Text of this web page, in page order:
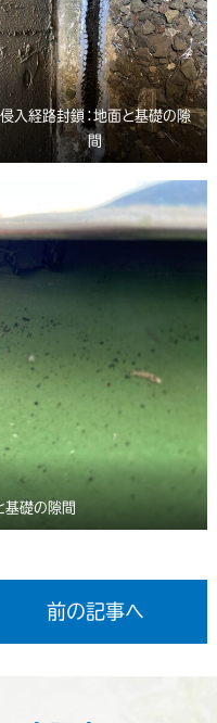
侵入経路封鎖：地面と基礎の隙
間
基礎の隙間
前の記事へ